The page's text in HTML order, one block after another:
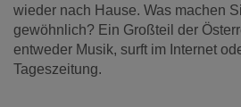
wieder nach Hause. Was machen
gewöhnlich? Ein Großteil der
entweder Musik, surft im Internet
Tageszeitung.